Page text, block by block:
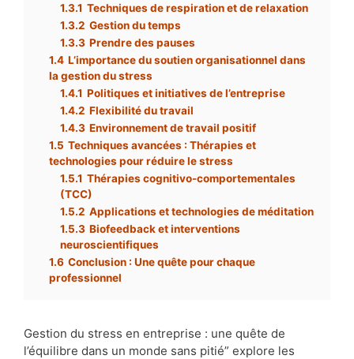
1.3.1 Techniques de respiration et de relaxation
1.3.2 Gestion du temps
1.3.3 Prendre des pauses
1.4 L’importance du soutien organisationnel dans
la gestion du stress
1.4.1 Politiques et initiatives de l’entreprise
1.4.2 Flexibilité du travail
1.4.3 Environnement de travail positif
1.5 Techniques avancées : Thérapies et
technologies pour réduire le stress
1.5.1 Thérapies cognitivo-comportementales
(TCC)
1.5.2 Applications et technologies de méditation
1.5.3 Biofeedback et interventions
neuroscientifiques
1.6 Conclusion : Une quête pour chaque
professionnel
Gestion du stress en entreprise : une quête de
l’équilibre dans un monde sans pitié” explore les